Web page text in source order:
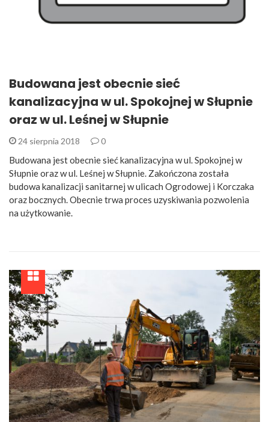
Budowana jest obecnie sieć
kanalizacyjna w ul. Spokojnej w Słupnie
oraz w ul. Leśnej w Słupnie
24 sierpnia 2018 0
Budowana jest obecnie sieć kanalizacyjna w ul. Spokojnej w
Słupnie oraz w ul. Leśnej w Słupnie. Zakończona została
budowa kanalizacji sanitarnej w ulicach Ogrodowej i Korczaka
oraz bocznych. Obecnie trwa proces uzyskiwania pozwolenia
na użytkowanie.